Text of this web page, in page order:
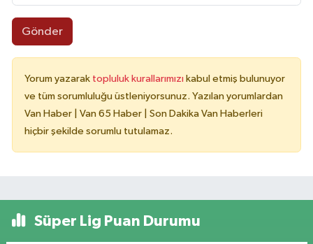
Gönder
Yorum yazarak topluluk kurallarımızı kabul etmiş bulunuyor
ve tüm sorumluluğu üstleniyorsunuz. Yazılan yorumlardan
Van Haber | Van 65 Haber | Son Dakika Van Haberleri
hiçbir şekilde sorumlu tutulamaz.
Süper Lig Puan Durumu